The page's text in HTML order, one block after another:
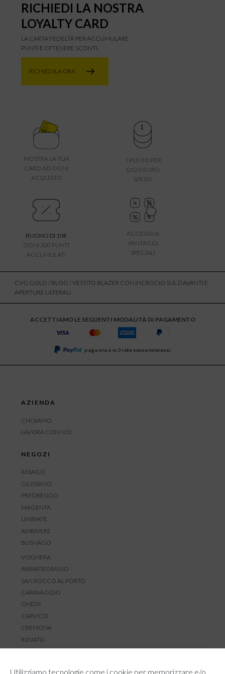
Utilizziamo tecnologie come i cookie per memorizzare e/o
RICHIEDI LA NOSTRA
LOYALTY CARD
LA CARTA FEDELTÀ PER ACCUMULARE
PUNTI E OTTENERE SCONTI.
RICHIEDILA ORA
MOSTRA LA TUA
CARD AD OGNI
ACQUISTO
1 PUNTO PER
OGNI EURO
SPESO
BUONO DI 10€
OGNI 300 PUNTI
ACCUMULATI
ACCESSO A
VANTAGGI
SPECIALI
CVG GOLD / BLOG / VESTITO BLAZER CON INCROCIO SUL DAVANTI E
APERTURE LATERALI
ACCETTIAMO LE SEGUENTI MODALITÀ DI PAGAMENTO
paga ora o in 3 rate senza interessi
AZIENDA
CHI SIAMO
LAVORA CON NOI
NEGOZI
ASSAGO
GIUSSANO
PREDRENGO
MAGENTA
LIMBIATE
AMBIVERE
BUSNAGO
VOGHERA
ABBIATEGRASSO
SAN ROCCO AL PORTO
CARAVAGGIO
GHEDI
CARVICO
CREMONA
ROVATO